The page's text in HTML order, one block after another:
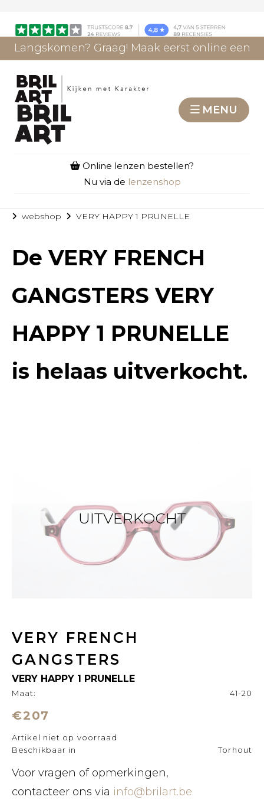
Langskomen? Graag! Maak eerst online een
MENU
Online lenzen bestellen?
Nu via de lenzenshop
webshop VERY HAPPY 1 PRUNELLE
DeVERY FRENCH
GANGSTERS VERY
HAPPY 1 PRUNELLE
is helaas uitverkocht.
UITVERKOCHT
VERY FRENCH
GANGSTERS
VERY HAPPY 1 PRUNELLE
Maat: 41-20
€207
Artikel niet op voorraad
Beschikbaar in
Torhout
Voor vragen of opmerkingen,
contacteer ons via info@brilart.be